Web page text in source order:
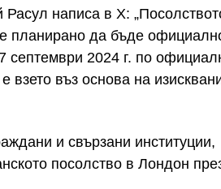
написа в X:
планирано да бъде
септември 2024 г. по
взето въз основа на
и свързани институции,
посолство в Лондон